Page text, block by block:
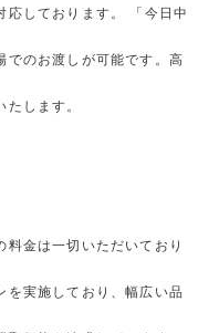
応しております。 「今日中
でのお渡しが可能です。高
します。
金は一切いただいており
を実施しており、幅広い品